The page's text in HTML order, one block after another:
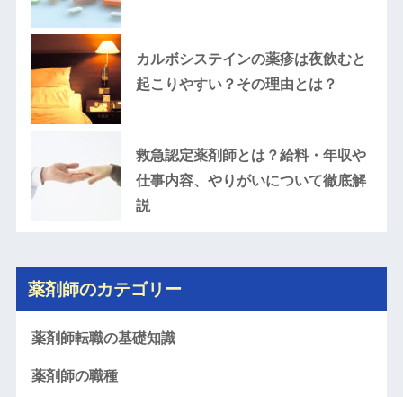
カルボシステインの薬疹は夜飲むと
起こりやすい？その理由とは？
救急認定薬剤師とは？給料・年収や
仕事内容、やりがいについて徹底解
説
薬剤師のカテゴリー
薬剤師転職の基礎知識
薬剤師の職種